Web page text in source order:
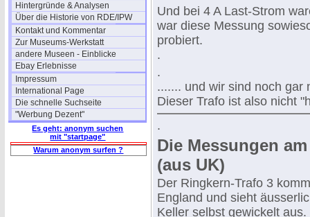
Hintergründe & Analysen
Über die Historie von RDE/IPW
Kontakt und Kommentar
Zur Museums-Werkstatt
andere Museen - Einblicke
Ebay Erlebnisse
Impressum
International Page
Die schnelle Suchseite
"Werbung Dezent"
Es geht: anonym suchen
mit "startpage"
Warum anonym surfen ?
Und bei 4 A Last-Strom
war diese Messung
probiert.
.
.
....... und wir sind noch gar
Dieser Trafo ist also nicht
.
Die Messungen
(aus UK)
Der Ringkern-Trafo 3
England und sieht
Keller selbst gewickelt aus.